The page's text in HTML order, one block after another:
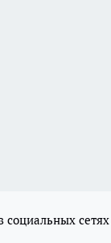
сетях